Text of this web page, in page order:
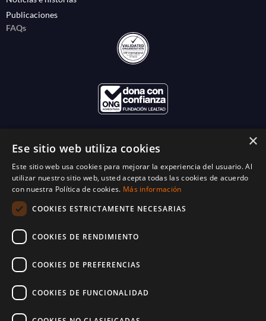
Publicaciones
FAQs
×
Ese sitio web utiliza cookies
Este sitio web usa cookies para mejorar la experiencia del usuario. Al
utilizar nuestro sitio web, usted acepta todas las cookies de acuerdo
con nuestra Política de cookies. Más información
COOKIES ESTRICTAMENTE NECESARIAS
COOKIES DE RENDIMIENTO
COOKIES DE PREFERENCIAS
COOKIES DE FUNCIONALIDAD